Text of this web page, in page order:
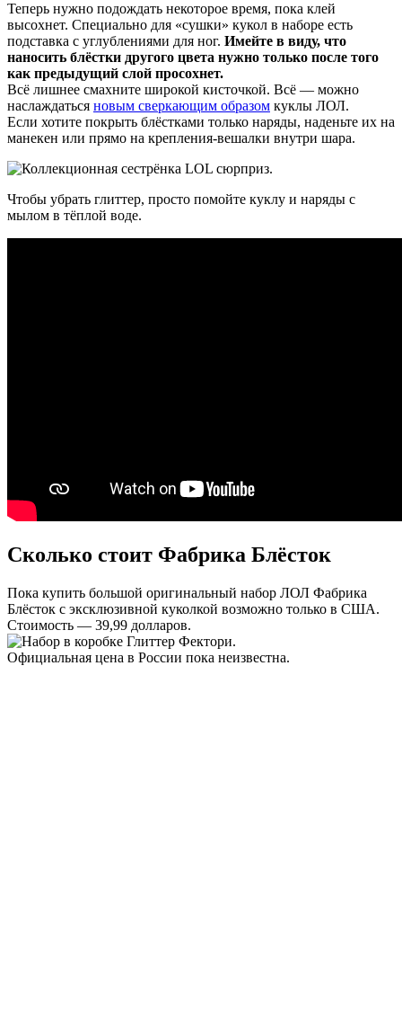
Теперь нужно подождать некоторое время, пока клей
высохнет. Специально для «сушки» кукол в наборе есть
подставка с углублениями для ног. Имейте в виду, что
наносить блёстки другого цвета нужно только после того
как предыдущий слой просохнет.
Всё лишнее смахните широкой кисточкой. Всё — можно
наслаждаться новым сверкающим образом куклы ЛОЛ.
Если хотите покрыть блёстками только наряды, наденьте их на
манекен или прямо на крепления-вешалки внутри шара.
Чтобы убрать глиттер, просто помойте куклу и наряды с
мылом в тёплой воде.
Сколько стоит Фабрика Блёсток
Пока купить большой оригинальный набор ЛОЛ Фабрика
Блёсток с эксклюзивной куколкой возможно только в США.
Стоимость — 39,99 долларов.
Официальная цена в России пока неизвестна.